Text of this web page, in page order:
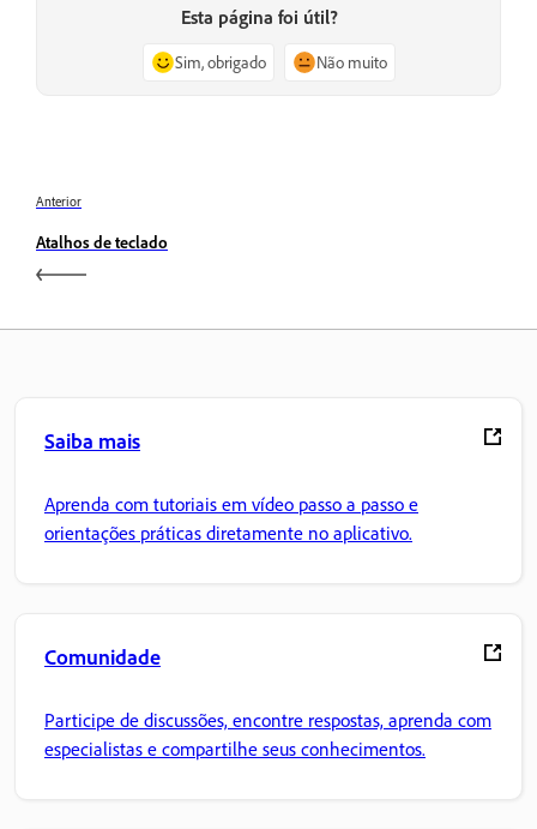
Esta página foi útil?
Sim, obrigado Não muito
Anterior
Atalhos de teclado
Saiba mais
Aprenda com tutoriais em vídeo passo a passo e
orientações práticas diretamente no aplicativo.
Comunidade
Participe de discussões, encontre respostas, aprenda com
especialistas e compartilhe seus conhecimentos.